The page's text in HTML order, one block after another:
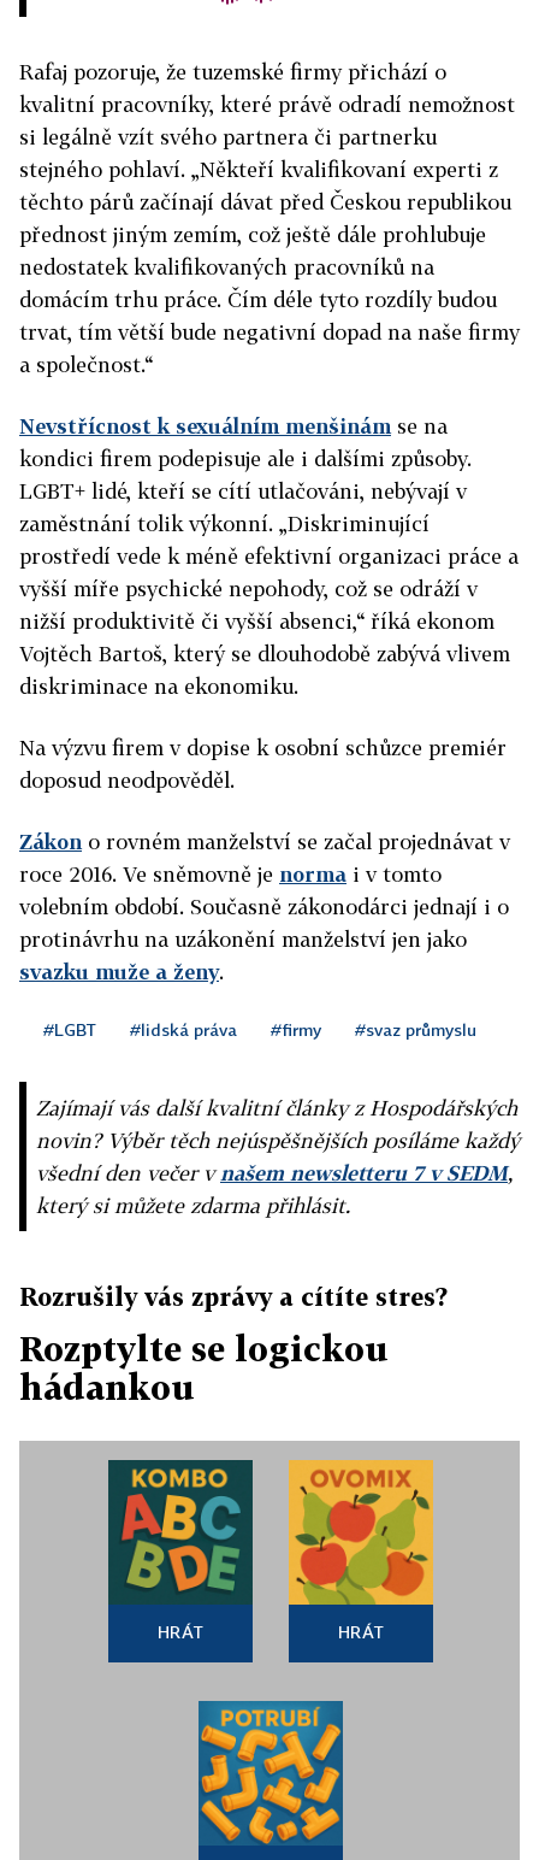
Rafaj pozoruje, že tuzemské firmy přichází o
kvalitní pracovníky, které právě odradí nemožnost
si legálně vzít svého partnera či partnerku
stejného pohlaví. „Někteří kvalifikovaní experti z
těchto párů začínají dávat před Českou republikou
přednost jiným zemím, což ještě dále prohlubuje
nedostatek kvalifikovaných pracovníků na
domácím trhu práce. Čím déle tyto rozdíly budou
trvat, tím větší bude negativní dopad na naše firmy
a společnost.“
Nevstřícnost k sexuálním menšinám se na
kondici firem podepisuje ale i dalšími způsoby.
LGBT+ lidé, kteří se cítí utlačováni, nebývají v
zaměstnání tolik výkonní. „Diskriminující
prostředí vede k méně efektivní organizaci práce a
vyšší míře psychické nepohody, což se odráží v
nižší produktivitě či vyšší absenci,“ říká ekonom
Vojtěch Bartoš, který se dlouhodobě zabývá vlivem
diskriminace na ekonomiku.
Na výzvu firem v dopise k osobní schůzce premiér
doposud neodpověděl.
Zákon o rovném manželství se začal projednávat v
roce 2016. Ve sněmovně je norma i v tomto
volebním období. Současně zákonodárci jednají i o
protinávrhu na uzákonění manželství jen jako
svazku muže a ženy.
#LGBT #lidská práva #firmy #svaz průmyslu
Zajímají vás další kvalitní články z Hospodářských
novin? Výběr těch nejúspěšnějších posíláme každý
všední den večer vnašem newsletteru 7 v SEDM,
který si můžete zdarma přihlásit.
Rozrušily vás zprávy a cítíte stres?
Rozptylte se logickou
hádankou
HRÁT HRÁT